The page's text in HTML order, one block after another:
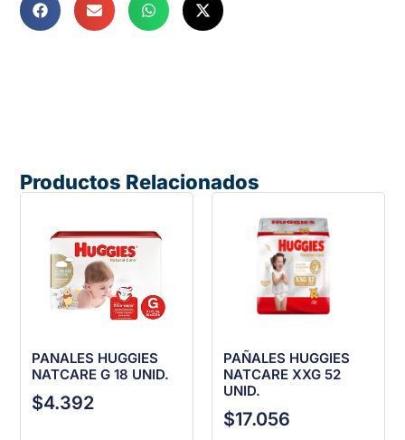
Productos Relacionados
PANALES HUGGIES
NATCARE G 18 UNID.
$4.392
PAÑALES HUGGIES
NATCARE XXG 52
UNID.
$17.056